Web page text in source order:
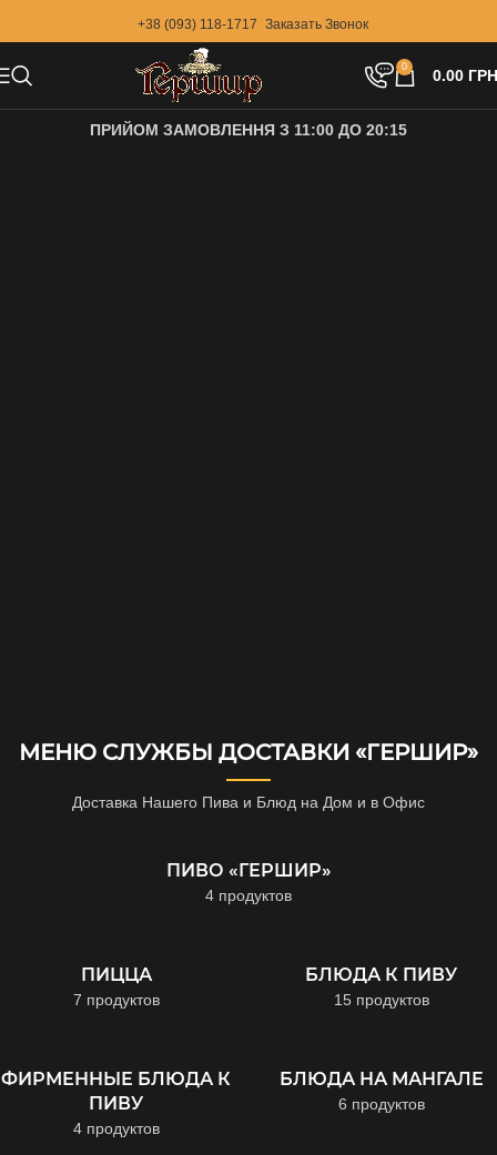
+38 (093) 118-1717 Заказать Звонок
0 0.00
ПРИЙОМ ЗАМОВЛЕННЯ З 11:00 ДО 20:15
МЕНЮ СЛУЖБЫ ДОСТАВКИ «ГЕРШИР»
Доставка Нашего Пива и Блюд на Дом и в Офис
ПИВО «ГЕРШИР»
4 продуктов
ПИЦЦА
7 продуктов
БЛЮДА К ПИВУ
15 продуктов
ФИРМЕННЫЕ БЛЮДА К
ПИВУ
4 продуктов
БЛЮДА НА МАНГАЛЕ
6 продуктов